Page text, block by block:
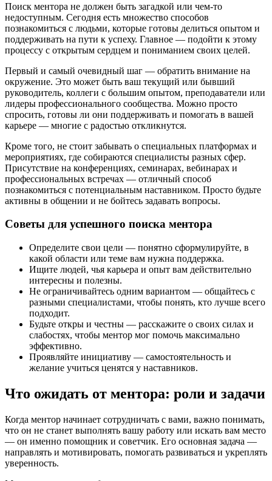
Поиск ментора не должен быть загадкой или чем-то
недоступным. Сегодня есть множество способов
познакомиться с людьми, которые готовы делиться опытом и
поддерживать на пути к успеху. Главное — подойти к этому
процессу с открытым сердцем и пониманием своих целей.
Первый и самый очевидный шаг — обратить внимание на
окружение. Это может быть ваш текущий или бывший
руководитель, коллеги с большим опытом, преподаватели или
лидеры профессионального сообщества. Можно просто
спросить, готовы ли они поддерживать и помогать в вашей
карьере — многие с радостью откликнутся.
Кроме того, не стоит забывать о специальных платформах и
мероприятиях, где собираются специалисты разных сфер.
Присутствие на конференциях, семинарах, вебинарах и
профессиональных встречах — отличный способ
познакомиться с потенциальным наставником. Просто будьте
активны в общении и не бойтесь задавать вопросы.
Советы для успешного поиска ментора
Определите свои цели — понятно сформулируйте, в
какой области или теме вам нужна поддержка.
Ищите людей, чья карьера и опыт вам действительно
интересны и полезны.
Не ограничивайтесь одним вариантом — общайтесь с
разными специалистами, чтобы понять, кто лучше всего
подходит.
Будьте откры и честны — расскажите о своих силах и
слабостях, чтобы ментор мог помочь максимально
эффективно.
Проявляйте инициативу — самостоятельность и
желание учиться ценятся у наставников.
Что ожидать от ментора: роли и задачи
Когда ментор начинает сотрудничать с вами, важно понимать,
что он не станет выполнять вашу работу или искать вам место
— он именно помощник и советчик. Его основная задача —
направлять и мотивировать, помогать развиваться и укреплять
уверенность.